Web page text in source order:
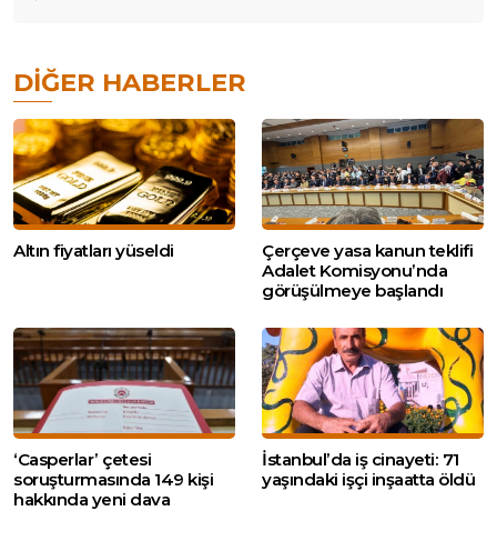
DIĞER HABERLER
Altın fiyatları yüseldi
Çerçeve yasa kanun teklifi
Adalet Komisyonu’nda
görüşülmeye başlandı
‘Casperlar’ çetesi
soruşturmasında 149 kişi
hakkında yeni dava
İstanbul’da iş cinayeti: 71
yaşındaki işçi inşaatta öldü